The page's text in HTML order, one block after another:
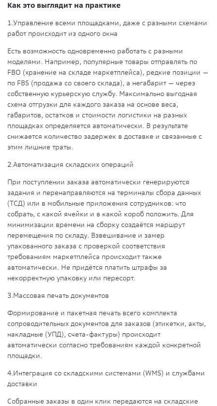
Как это выглядит на практике
1.Управление всеми площадками, даже с разными схемами
работ происходит из одного окна
Есть возможность одновременно работать с разными
моделями. Например, популярные товары отправлять по
FBO (хранение на складе маркетплейса), редкие позиции —
по FBS (продажа со своего склада), а негабарит — через
собственную курьерскую службу. Максимально выгодная
схема отгрузки для каждого заказа на основе веса,
габаритов, остатков и стоимости логистики на разных
площадках определяется автоматически. В результате
снижается количество задержек в доставке и связанные с
этим лишние траты.
2.Автоматизация складских операций
При поступлении заказа автоматически генерируются
задания и перенаправляются на терминалы сбора данных
(ТСД) или в мобильные приложения сотрудников: что
собрать, с какой ячейки и в какой короб положить. Для
минимизации времени на сборку создаётся маршрут
перемещения по складу. Взвешивание и замер
упакованного заказа с проверкой соответствия
требованиям маркетплейса происходит также
автоматически. Не придётся платить штрафы за
некорректную упаковку или пересорт.
3.Массовая печать документов
Формирование и пакетная печать всего комплекта
сопроводительных документов для заказов (этикетки, акты,
накладные (УПД), счета-фактуры) происходит
автоматически согласно требованиям каждой конкретной
площадки.
4.Интеграция со складскими системами (WMS) и службами
доставки
Собранные заказы в один клик передаются на складские